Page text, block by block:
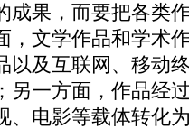
果，而要把各类
，文学作品和学术
以及互联网、移动
另一方面，作品经
、电影等载体转化